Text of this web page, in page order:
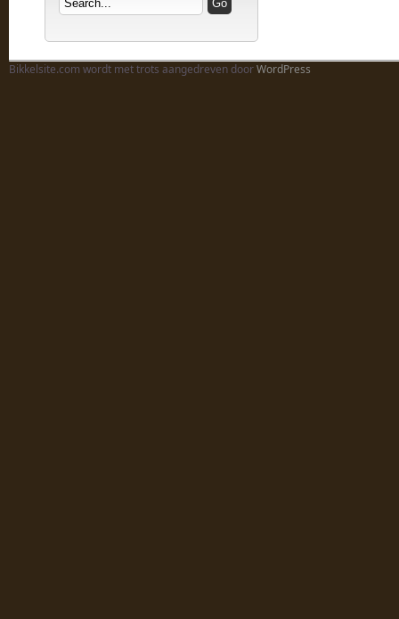
Bikkelsite.com wordt met trots aangedreven doorWordPress